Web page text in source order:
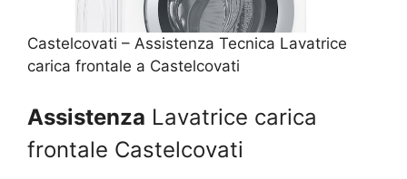
Castelcovati – Assistenza Tecnica Lavatrice
carica frontale a Castelcovati
Assistenza Lavatrice carica
frontale Castelcovati